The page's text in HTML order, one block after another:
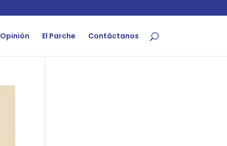
Opinión El Parche Contáctanos